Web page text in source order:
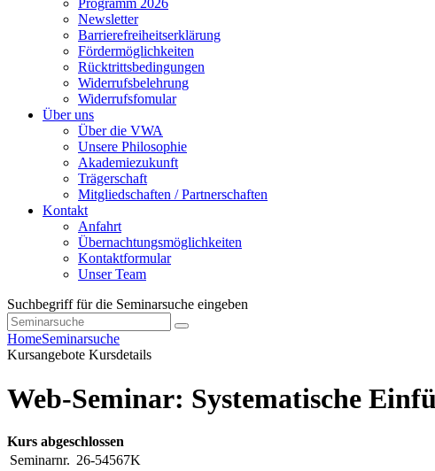
Programm 2026
Newsletter
Barrierefreiheitserklärung
Fördermöglichkeiten
Rücktrittsbedingungen
Widerrufsbelehrung
Widerrufsfomular
Über uns
Über die VWA
Unsere Philosophie
Akademiezukunft
Trägerschaft
Mitgliedschaften / Partnerschaften
Kontakt
Anfahrt
Übernachtungsmöglichkeiten
Kontaktformular
Unser Team
Suchbegriff für die Seminarsuche eingeben
HomeSeminarsuche
Kursangebote Kursdetails
Web-Seminar: Systematische
Kurs abgeschlossen
Seminarnr. 26-54567K